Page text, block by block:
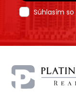
Súhlasím so